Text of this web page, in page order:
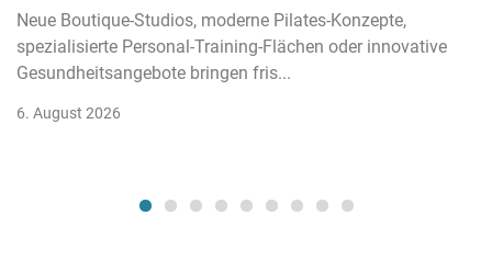
Neue Boutique-Studios, moderne Pilates-Konzepte,
spezialisierte Personal-Training-Flächen oder innovative
Gesundheitsangebote bringen fris...
6. August 2026